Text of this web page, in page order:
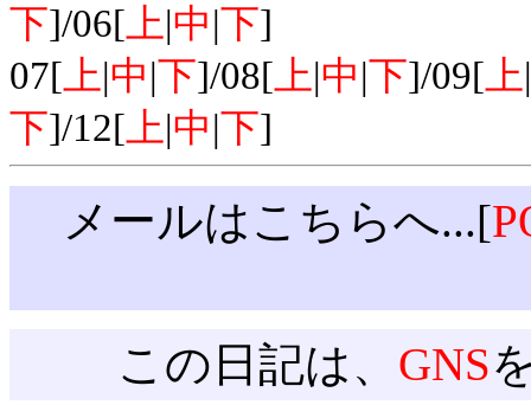
下]/06[ 上|中|下]
07[ 上|中|下]/08[ 上|中|下]/09[ 上|
下]/12[ 上|中|下]
メールはこちらへ...[
この日記は、 GNS